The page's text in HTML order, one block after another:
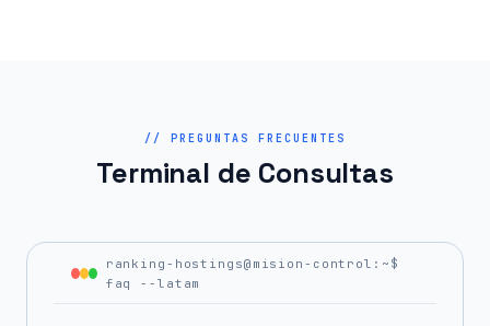
// PREGUNTAS FRECUENTES
Terminal de Consultas
ranking-hostings@mision-control:~$
faq --latam